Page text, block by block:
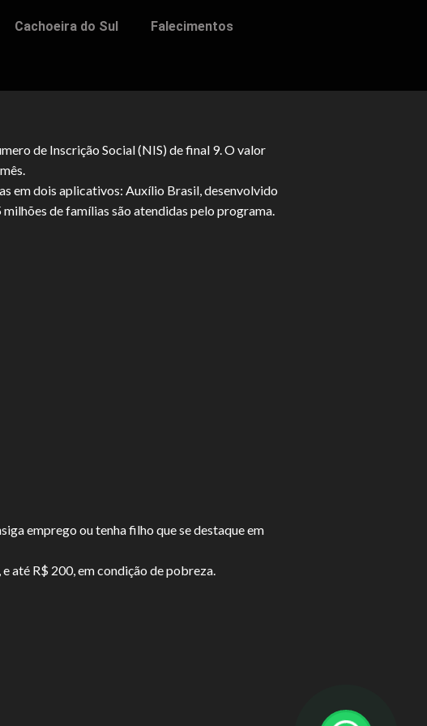
Cachoeira do Sul Falecimentos
de Inscrição Social (NIS) de final 9. O valor
em dois aplicativos: Auxílio Brasil, desenvolvido
de famílias são atendidas pelo programa.
emprego ou tenha filho que se destaque em
até R$ 200, em condição de pobreza.